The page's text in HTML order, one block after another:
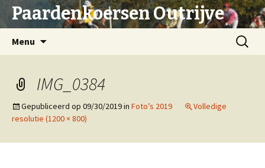
Paardenkoersen Outrijve
Menu
Zoeken
naar:
IMG_0384
Gepubliceerd op 09/30/2019in Foto’s 2019
Volledige
resolutie (1200 × 800)